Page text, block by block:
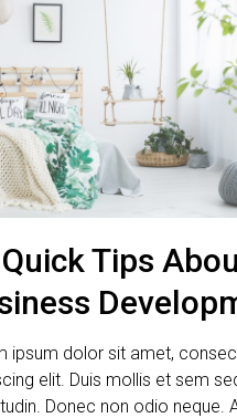
Tips
ipsum dolor sit amet,
elit. Duis mollis et sem
Donec non odio neque.